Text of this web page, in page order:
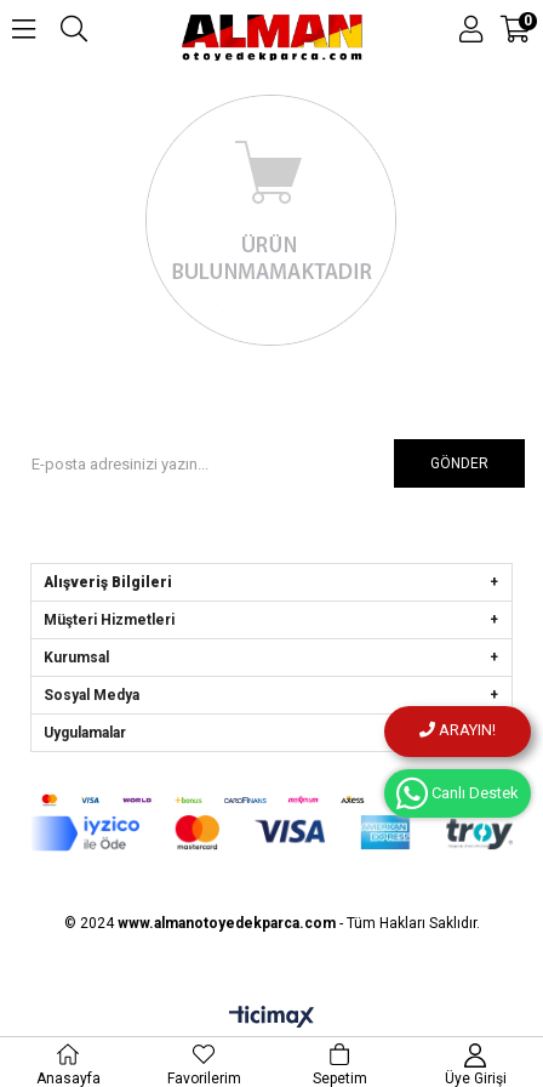
0
GÖNDER
Alışveriş Bilgileri
Müşteri Hizmetleri
Kurumsal
Sosyal Medya
Uygulamalar
© 2024www.almanotoyedekparca.com- Tüm Hakları Saklıdır.
ARAYIN!
Canlı Destek
Anasayfa Favorilerim Sepetim Üye Girişi